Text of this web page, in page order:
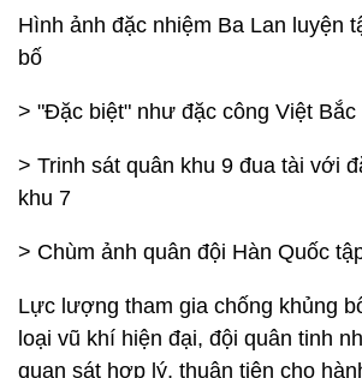
Hình ảnh đặc nhiệm Ba Lan luyện
bố
> "Đặc biệt" như đặc công Việt Bắc
> Trinh sát quân khu 9 đua tài với
khu 7
> Chùm ảnh quân đội Hàn Quốc
Lực lượng tham gia chống khủng
loại vũ khí hiện đại, đội quân tinh
quan sát hợp lý, thuận tiện cho